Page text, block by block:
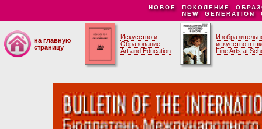
НОВОЕ ПОКОЛЕНИЕ
NEW GENERATION
на главную
страницу
Искусство и
Образование
Art and Education
искусство в
Fine Arts at